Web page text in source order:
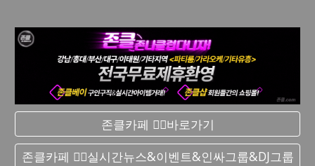
존클카페 ❤️‍🔥바로가기
존클카페 ❤️‍🔥실시간 뉴스&이벤트&인싸그룹&DJ그룹